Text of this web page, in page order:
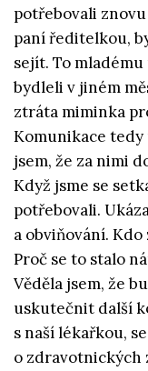
potřebovali
paní ředitelkou,
sejít. To
bydleli v jiném
ztráta miminka
Komunikace tedy
jsem, že za nimi
Když jsme se
potřebovali.
a obviňování. Kdo
Proč se to stalo
Věděla jsem, že
uskutečnit další
s naší lékařkou,
o zdravotnických